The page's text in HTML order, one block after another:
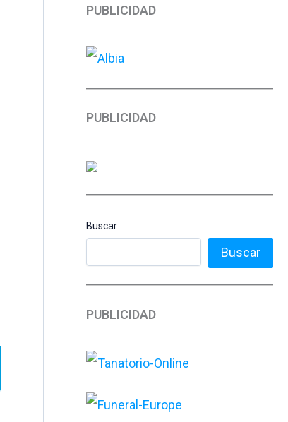
PUBLICIDAD
PUBLICIDAD
Buscar
Buscar
PUBLICIDAD